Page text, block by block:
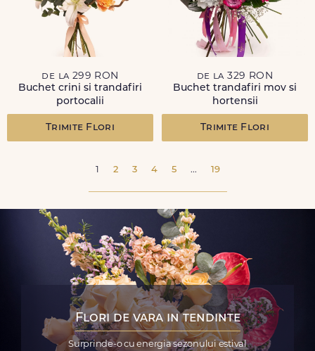
de la 299 RON
Buchet crini si trandafiri
portocalii
Trimite Flori
de la 329 RON
Buchet trandafiri mov si
hortensii
Trimite Flori
1 2 3 4 5 ... 19
Flori de vara in tendinte
Surprinde-o cu energia sezonului estival